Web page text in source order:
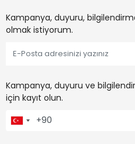
Kampanya, duyuru,
olmak istiyorum.
Kampanya, duyuru ve
için kayıt olun.